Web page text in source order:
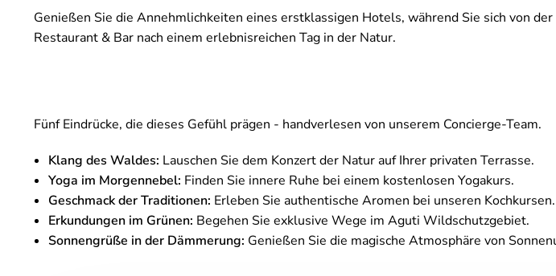
Genießen Sie die Annehmlichkeiten eines erstklassigen Hotels, während Sie sich von
Restaurant & Bar nach einem erlebnisreichen Tag in der Natur.
Fünf Eindrücke, die dieses Gefühl prägen - handverlesen von unserem Concierge-Team.
Klang des Waldes: Lauschen Sie dem Konzert der Natur auf Ihrer privaten Terrasse.
Yoga im Morgennebel: Finden Sie innere Ruhe bei einem kostenlosen Yogakurs.
Geschmack der Traditionen: Erleben Sie authentische Aromen bei unseren Kochkursen.
Erkundungen im Grünen: Begehen Sie exklusive Wege im Aguti Wildschutzgebiet.
Sonnengrüße in der Dämmerung: Genießen Sie die magische Atmosphäre von